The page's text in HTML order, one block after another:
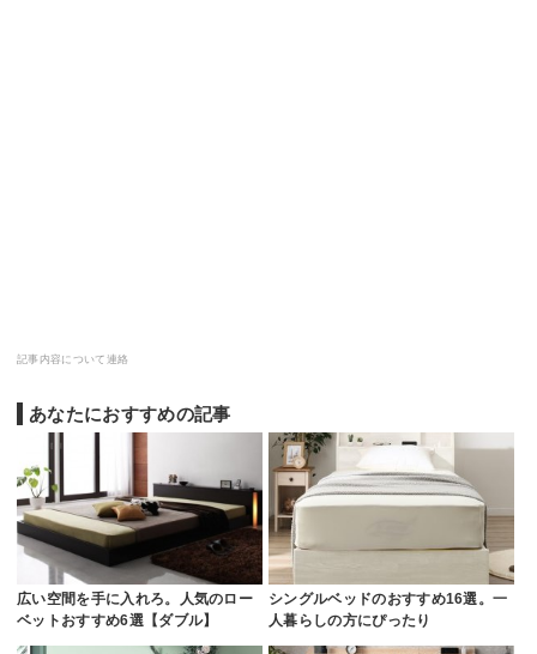
記事内容について連絡
あなたにおすすめの記事
広い空間を手に入れろ。人気のロー
ベットおすすめ6選【ダブル】
シングルベッドのおすすめ16選。一
人暮らしの方にぴったり